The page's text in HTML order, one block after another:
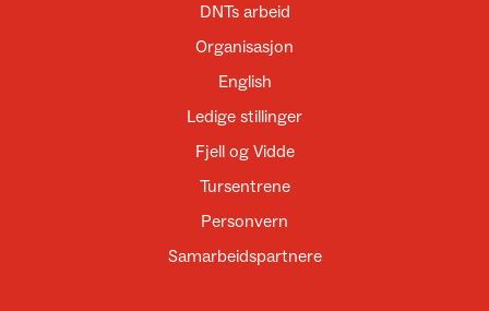
DNTs arbeid
Organisasjon
English
Ledige stillinger
Fjell og Vidde
Tursentrene
Personvern
Samarbeidspartnere